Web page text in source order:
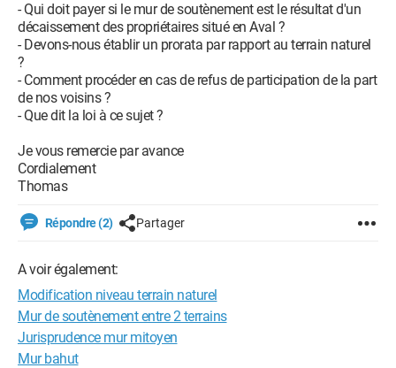
- Qui doit payer si le mur de soutènement est le résultat d'un
décaissement des propriétaires situé en Aval ?
- Devons-nous établir un prorata par rapport au terrain naturel
?
- Comment procéder en cas de refus de participation de la part
de nos voisins ?
- Que dit la loi à ce sujet ?
Je vous remercie par avance
Cordialement
Thomas
Répondre (2) Partager
A voir également:
Modification niveau terrain naturel
Mur de soutènement entre 2 terrains
Jurisprudence mur mitoyen
Mur bahut